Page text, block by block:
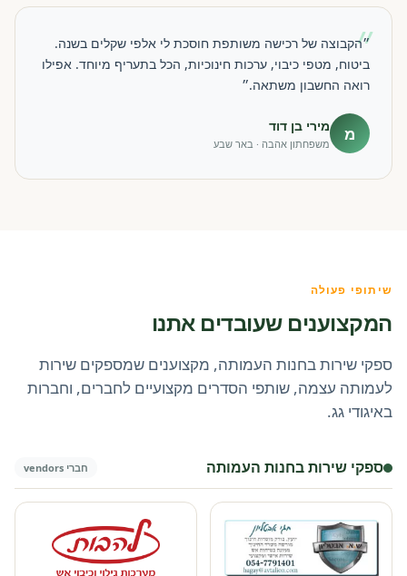
״
״הקבוצה של רכישה משותפת חוסכת לי אלפי שקלים בשנה.
ביטוח, מטפי כיבוי, ערכות חינוכיות, הכל בתעריף מיוחד. אפילו
רואה החשבון משתאה.״
מ מירי בן דוד
משפחתון אהבה · באר שבע
שיתופי פעולה
המקצוענים שעובדים אתנו
ספקי שירות בחנות העמותה, מקצוענים שמספקים שירות
לעמותה עצמה, שותפי הסדרים מקצועיים לחברים, וחברות
באיגודי גג.
ספקי שירות בחנות העמותה חברי vendors